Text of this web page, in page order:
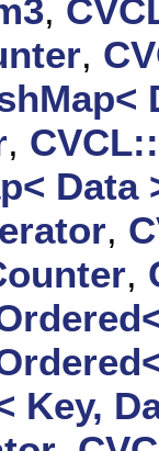
,
,
,
Data
,
,
Key,